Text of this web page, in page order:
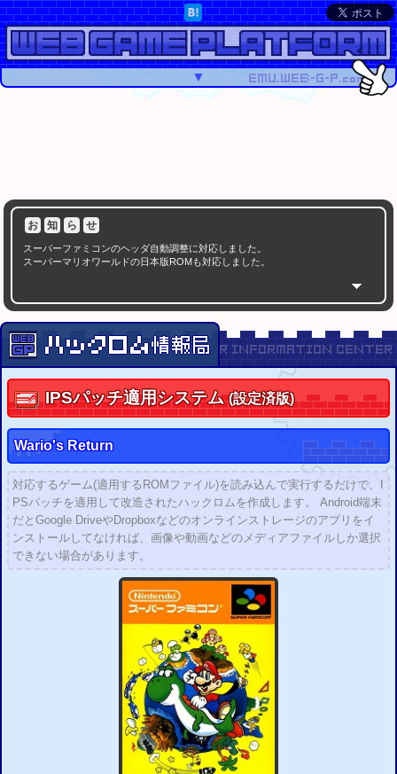
▼
お 知 ら せ
スーパーファミコンのヘッダ自動調整に対応しました。
スーパーマリオワールドの日本版ROMも対応しました。
SMC(SFC/SNES)ヘッダの付加・削除
システム
スーパーマリオワールドのROMは、ハッシュを確認してから適用して下さい。
スーパーマリオワールド USA版 ハッシュチェッカー
IPSパッチ適用システム(設定済版)
Wario's Return
対応するゲーム(適用するROMファイル)を読み込んで実行するだけで、I
PSパッチを適用して改造されたハックロムを作成します。 Android端末
だとGoogle DriveやDropboxなどのオンラインストレージのアプリをイ
ンストールしてなければ、画像や動画などのメディアファイルしか選択
できない場合があります。